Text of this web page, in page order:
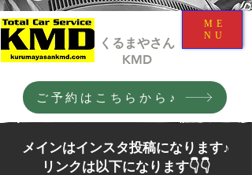
くるまやさん
​KMD
ご予約はこちらから♪
ME
NU
メインはインスタ投稿になります♪
​リンクは以下になります👇👇